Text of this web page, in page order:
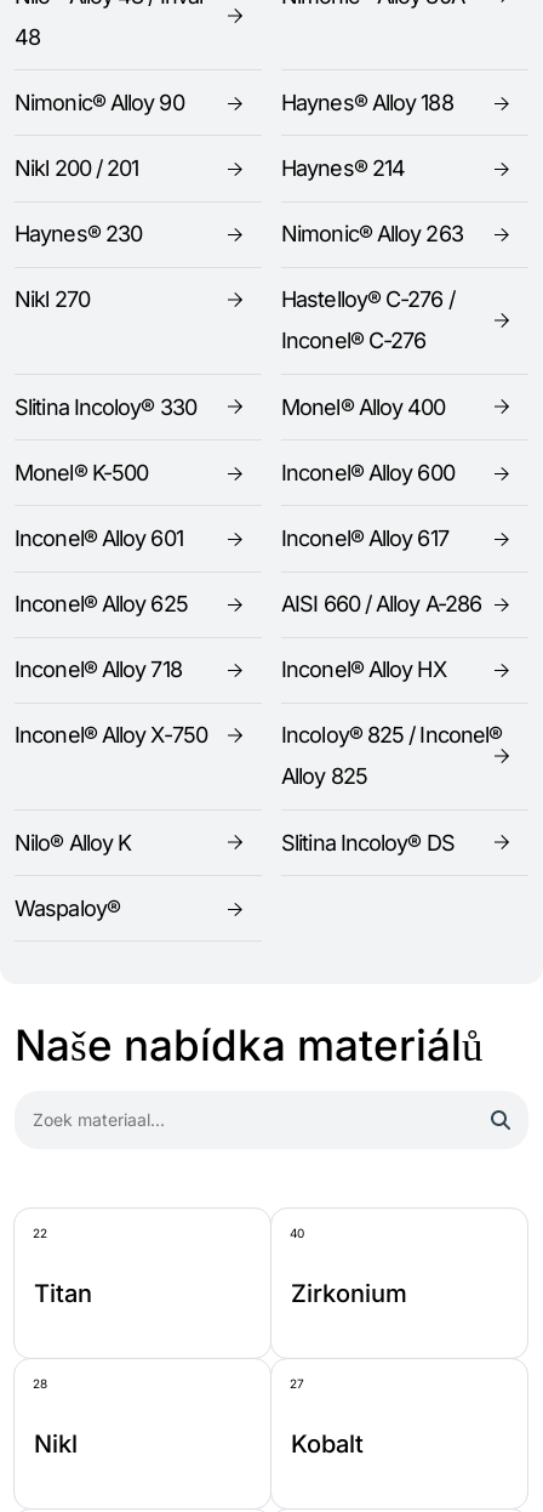
48
Nimonic® Alloy 90 Haynes® Alloy 188
Nikl 200 / 201 Haynes® 214
Haynes® 230 Nimonic® Alloy 263
Nikl 270
Hastelloy® C-276 /
Inconel® C-276
Slitina Incoloy® 330 Monel® Alloy 400
Monel® K-500 Inconel® Alloy 600
Inconel® Alloy 601 Inconel® Alloy 617
Inconel® Alloy 625 AISI 660 / Alloy A-286
Inconel® Alloy 718 Inconel® Alloy HX
Inconel® Alloy X-750
Incoloy® 825 / Inconel®
Alloy 825
Nilo® Alloy K Slitina Incoloy® DS
Waspaloy®
Naše nabídka materiálů
22
Titan
40
Zirkonium
28
Nikl
27
Kobalt